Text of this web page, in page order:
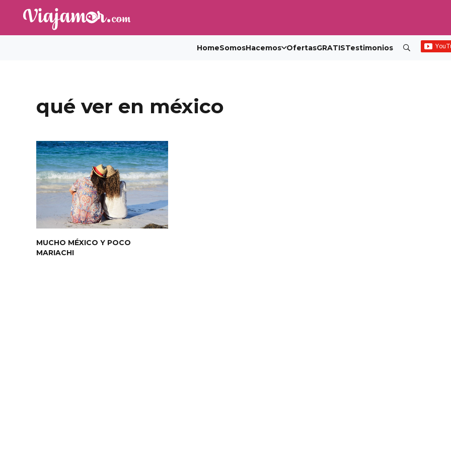
HomeSomosHacemos OfertasGRATISTestimonios
qué ver en méxico
MUCHO MÉXICO Y POCO
MARIACHI